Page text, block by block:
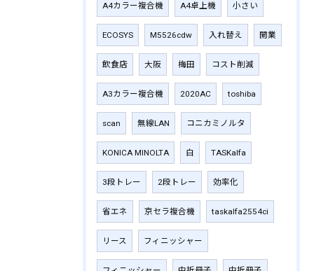
A4カラー複合機 A4卓上機 小さい
ECOSYS M5526cdw 入れ替え 開業
飲食店 大阪 梅田 コスト削減
A3カラー複合機 2020AC toshiba
scan 無線LAN コニカミノルタ
KONICA MINOLTA 白 TASKalfa
3段トレー 2段トレー 効率化
省エネ 京セラ複合機 taskalfa2554ci
リース フィニッシャー